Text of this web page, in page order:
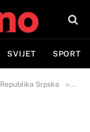
SVIJET SPORT
Republika Srpska »